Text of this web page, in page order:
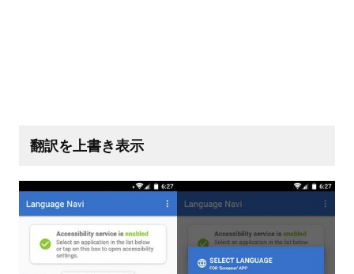
翻訳を上書き表示